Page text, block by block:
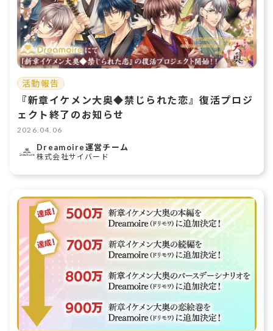
活動報告
『新章イケメン大奥◆禁じられた恋』復活プロジ
ェクト終了のお知らせ
2026.04.06
Dreamoire運営チーム
株式会社サイバード